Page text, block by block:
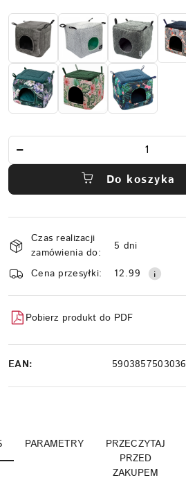
Do koszyka
i
dostawa
Czas realizacji
zamówienia do:
5 dni
Cena przesyłki:
12.99
Pobierz produkt do PDF
EAN: 5903857503036
PARAMETRY
PRZECZYTAJ
PRZED
ZAKUPEM